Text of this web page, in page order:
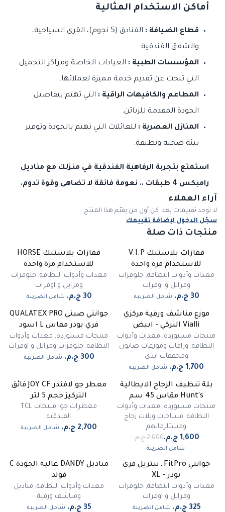
أماكن الاستخدام المثالية
قطاع الضيافة :
الفنادق (5 نجوم)، القرى السياحية،
والشقق الفندقية.
المؤسسات الطبية : العيادات الخاصة ومراكز التجميل
التي تبحث عن تقديم خدمة مميزة لعملائها.
المطاعم والكافيهات الراقية : التي تهتم بتفاصيل
الجودة المقدمة للزبائن.
المنازل العصرية : للعائلات التي تهتم بالجودة وتوفير
بيئة صحية ونظيفة.
استمتع بتجربة الرفاهية الفندقية في منزلك مع مناديل
رامبكس 4 طبقات .. نعومة فائقة لا تضاهى وقوة تدوم.
آراء العملاء
لا توجد تقييمات بعد. كن أول من يقيّم هذا المنتج.
سجّل الدخول لإضافة تقييمك
منتجات ذات صلة
قفازات بلاستيك V.I.P
للاستخدام مرة واحدة
معدات وأدوات النظافة,جلوفزات
ومرايل و اوفرات
شامل الضريبة
قفازات بلاستيك HORSE
للاستخدام مرة واحدة
معدات وأدوات النظافة,جلوفزات
ومرايل و اوفرات
شامل الضريبة
موزع مناشف ورقية مركزي
Vialli التركي - ابيض
منتجات مستورده, معدات وأدوات
النظافة, وراقات وموزعات صابون
ومجففات ايدي
شامل الضريبة
جوانتي صيني QUALATEX PRO
فري بودر مقاس L اسود
منتجات مستورده, معدات وأدوات
النظافة, جلوفزات ومرايل و اوفرات
شامل الضريبة
%
بلة تنظيف الزجاج الايطالية
Hunt's مقاس 45 سم
منتجات مستورده, معدات وأدوات
النظافة, مساحات وبلات زجاج
ومستلزماتهم
‏2,000 ج.م.‏
شامل الضريبة
معطر جو لافندر JOY CF فائق
التركيز حجم 5 لتر
معطرات جو,
منتجات TCL
الفندقية
شامل الضريبة
جوانتي FitPro ـ نيتريل فري
بودر - XL
معدات وأدوات النظافة,جلوفزات
ومرايل و اوفرات
شامل الضريبة
مناديل DANDY عالية الجودة C
فولد
معدات وأدوات النظافة, مناديل
ومناشف ورقية
شامل الضريبة